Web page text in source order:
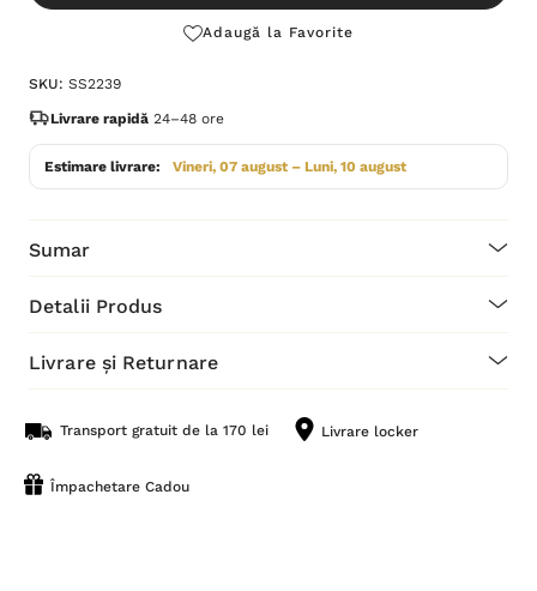
Adaugă la Favorite
SKU: SS2239
Livrare rapidă 24–48 ore
Estimare livrare: Vineri, 07 august – Luni, 10 august
Sumar
Detalii Produs
Livrare și Returnare
Transport gratuit de la 170 lei Livrare locker
Împachetare Cadou